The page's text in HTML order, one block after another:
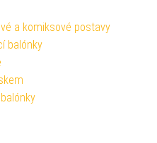
a komiksové postavy
balónky